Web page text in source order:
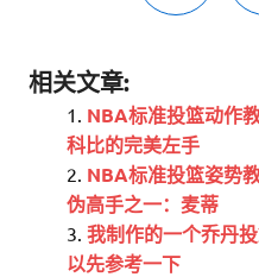
相关文章:
NBA标准投篮动作
科比的完美左手
NBA标准投篮姿势
伪高手之一：麦蒂
我制作的一个乔丹
以先参考一下